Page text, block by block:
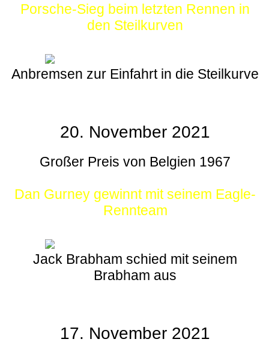
Porsche-Sieg beim letzten Rennen in
den Steilkurven
Anbremsen zur Einfahrt in die Steilkurve
20. November 2021
Großer Preis von Belgien 1967
Dan Gurney gewinnt mit seinem Eagle-
Rennteam
Jack Brabham schied mit seinem
Brabham aus
17. November 2021